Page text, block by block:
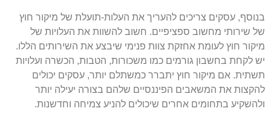
בנוסף, עסקים צריכים להעריך את העלות-תועלת של מיקור חוץ
של שירותי מחשוב ספציפיים. חשוב להשוות את העלויות של
מיקור חוץ לעומת אחזקת צוות פנימי שיבצע את השירותים הללו.
יש לקחת בחשבון גורמים כמו משכורות, הטבות, הכשרה ועלויות
תשתית. אם מיקור חוץ יתברר כמשתלם יותר, עסקים יכולים
להקצות את המשאבים הפיננסיים שלהם בצורה יעילה יותר
ולהשקיע בתחומים אחרים שיכולים להניע צמיחה וחדשנות.